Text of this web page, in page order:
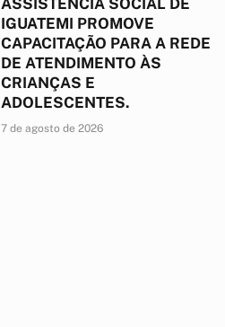
ASSISTÊNCIA SOCIAL DE
IGUATEMI PROMOVE
CAPACITAÇÃO PARA A REDE
DE ATENDIMENTO ÀS
CRIANÇAS E
ADOLESCENTES.
7 de agosto de 2026